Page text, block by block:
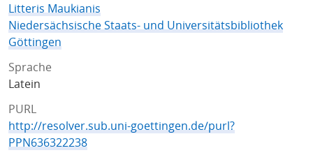
Litteris Maukianis
Niedersächsische Staats- und Universitätsbibliothek
Göttingen
Sprache
Latein
PURL
http://resolver.sub.uni-goettingen.de/purl?
PPN636322238